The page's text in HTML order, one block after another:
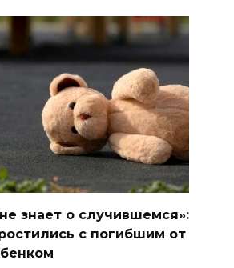
знает о случившемся»:
с погибшим от